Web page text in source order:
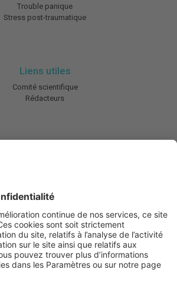
Trouble panique
Stress post-traumatique
Liens utiles
Comité scientifique
Rédacteurs
vous à notre newsletter
Informez-moi